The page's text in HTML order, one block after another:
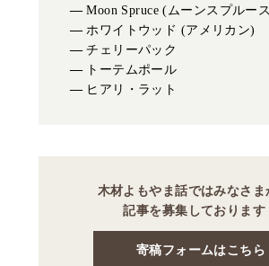
Moon Spruce (ムーンスプルー
ホワイトウッド (アメリカン)
チェリーパック
トーテムポール
ヒアリ・ラット
木材よもやま話ではみなさま
記事を募集しております
寄稿フォームはこちら